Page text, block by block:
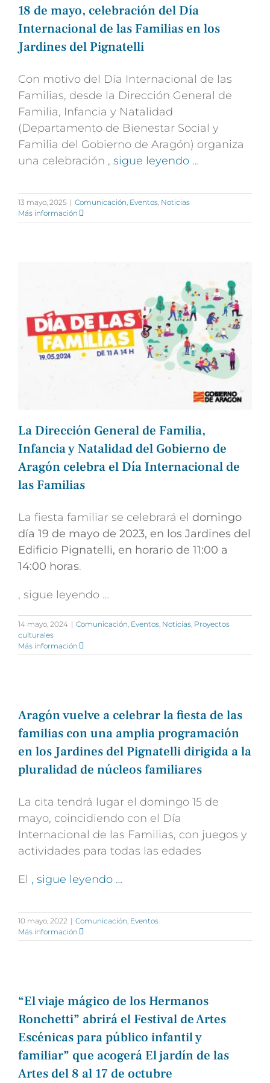
18 de mayo, celebración del Día
Internacional de las Familias en los
Jardines del Pignatelli
Con motivo del Día Internacional de las
Familias, desde la Dirección General de
Familia, Infancia y Natalidad
(Departamento de Bienestar Social y
Familia del Gobierno de Aragón) organiza
una celebración , sigue leyendo …
13 mayo, 2025 | Comunicación Eventos Noticias
Más información
La Dirección General de Familia,
Infancia y Natalidad del Gobierno de
Aragón celebra el Día Internacional de
las Familias
La fiesta familiar se celebrará el domingo
día 19 de mayo de 2023, en los Jardines del
Edificio Pignatelli, en horario de 11:00 a
14:00 horas.
, sigue leyendo …
14 mayo, 2024 | Comunicación Eventos Noticias Proyectos
culturales
Más información
Aragón vuelve a celebrar la fiesta de las
familias con una amplia programación
en los Jardines del Pignatelli dirigida a la
pluralidad de núcleos familiares
La cita tendrá lugar el domingo 15 de
mayo, coincidiendo con el Día
Internacional de las Familias, con juegos y
actividades para todas las edades
El , sigue leyendo …
10 mayo, 2022 | Comunicación Eventos
Más información
“El viaje mágico de los Hermanos
Ronchetti” abrirá el Festival de Artes
Escénicas para público infantil y
familiar” que acogerá El jardín de las
Artes del 8 al 17 de octubre